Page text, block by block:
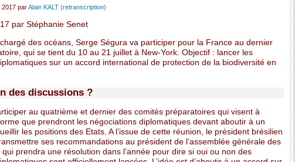
2017 parAlain KALT (retranscription)
par Stéphanie Senet
des océans, Serge Ségura va participer pour la France au dernier
qui se tient du 10 au 21 juillet à New-York. Objectif : lancer les
sur un accord international de protection de la biodiversité en
des discussions ?
au quatrième et dernier des comités préparatoires qui visent à
que prendront les négociations diplomatiques devant aboutir à un
les positions des Etats. A l’issue de cette réunion, le président brésilien
ses recommandations au président de l’assemblée générale des
qui prendra une résolution dans l’année pour dire si oui ou non des